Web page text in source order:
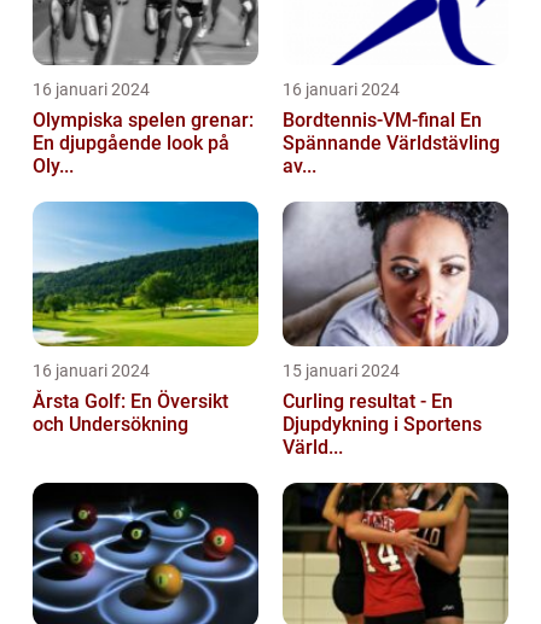
16 januari 2024
Olympiska spelen grenar:
En djupgående look på
Oly...
16 januari 2024
Bordtennis-VM-final En
Spännande Världstävling
av...
16 januari 2024
Årsta Golf: En Översikt
och Undersökning
15 januari 2024
Curling resultat - En
Djupdykning i Sportens
Värld...